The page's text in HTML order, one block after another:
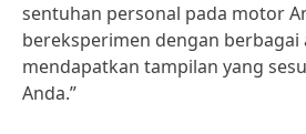
sentuhan personal pada motor
bereksperimen dengan berbagai
mendapatkan tampilan yang
Anda.”